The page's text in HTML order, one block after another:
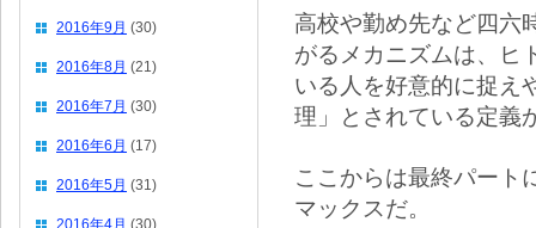
高校や勤め先など四六
がるメカニズムは、ヒ
いる人を好意的に捉え
理」とされている定義
ここからは最終パート
マックスだ。
2016年9月 (30)
2016年8月 (21)
2016年7月 (30)
2016年6月 (17)
2016年5月 (31)
2016年4月 (30)